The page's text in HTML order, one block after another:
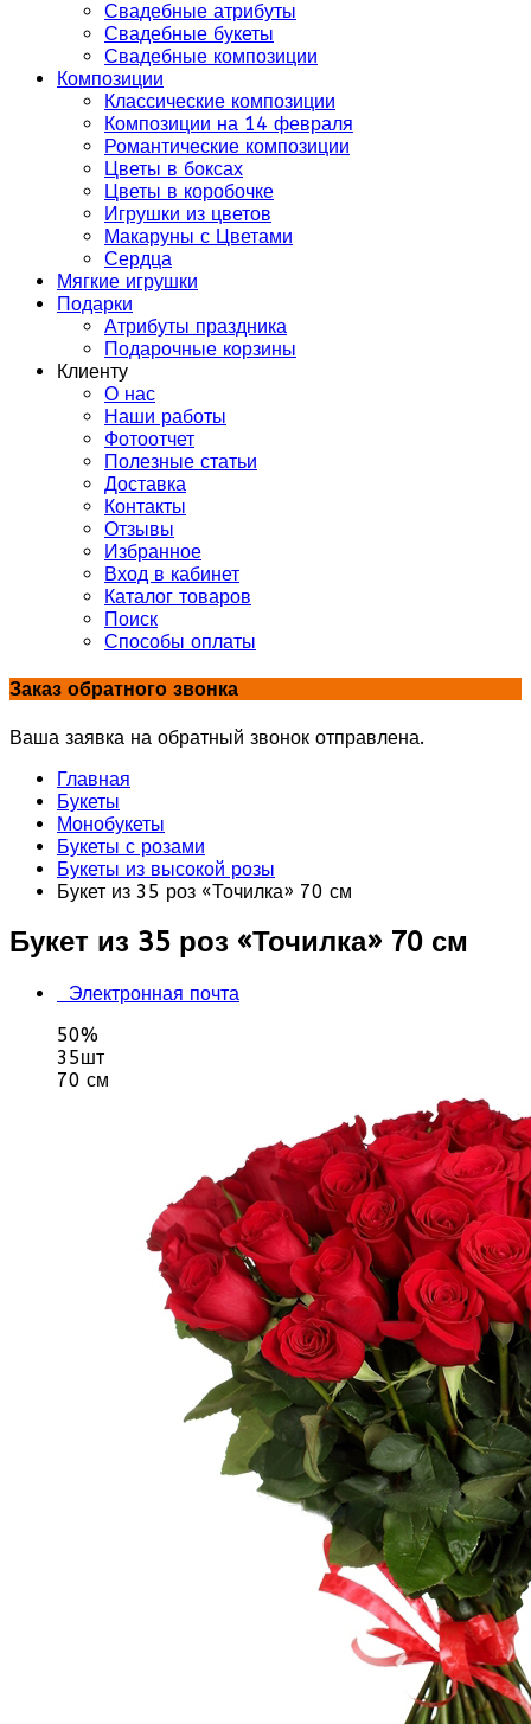
Свадебные атрибуты
Свадебные букеты
Свадебные композиции
Композиции
Классические композиции
Композиции на 14 февраля
Романтические композиции
Цветы в боксах
Цветы в коробочке
Игрушки из цветов
Макаруны с Цветами
Сердца
Мягкие игрушки
Подарки
Атрибуты праздника
Подарочные корзины
Клиенту
О нас
Наши работы
Фотоотчет
Полезные статьи
Доставка
Контакты
Отзывы
Избранное
Вход в кабинет
Каталог товаров
Поиск
Способы оплаты
Заказ обратного звонка
Ваша заявка на обратный звонок отправлена.
Главная
Букеты
Монобукеты
Букеты с розами
Букеты из высокой розы
Букет из 35 роз «Точилка» 70 см
Букет из 35 роз «Точилка» 70 см
Электронная почта
50%
35шт
70 см